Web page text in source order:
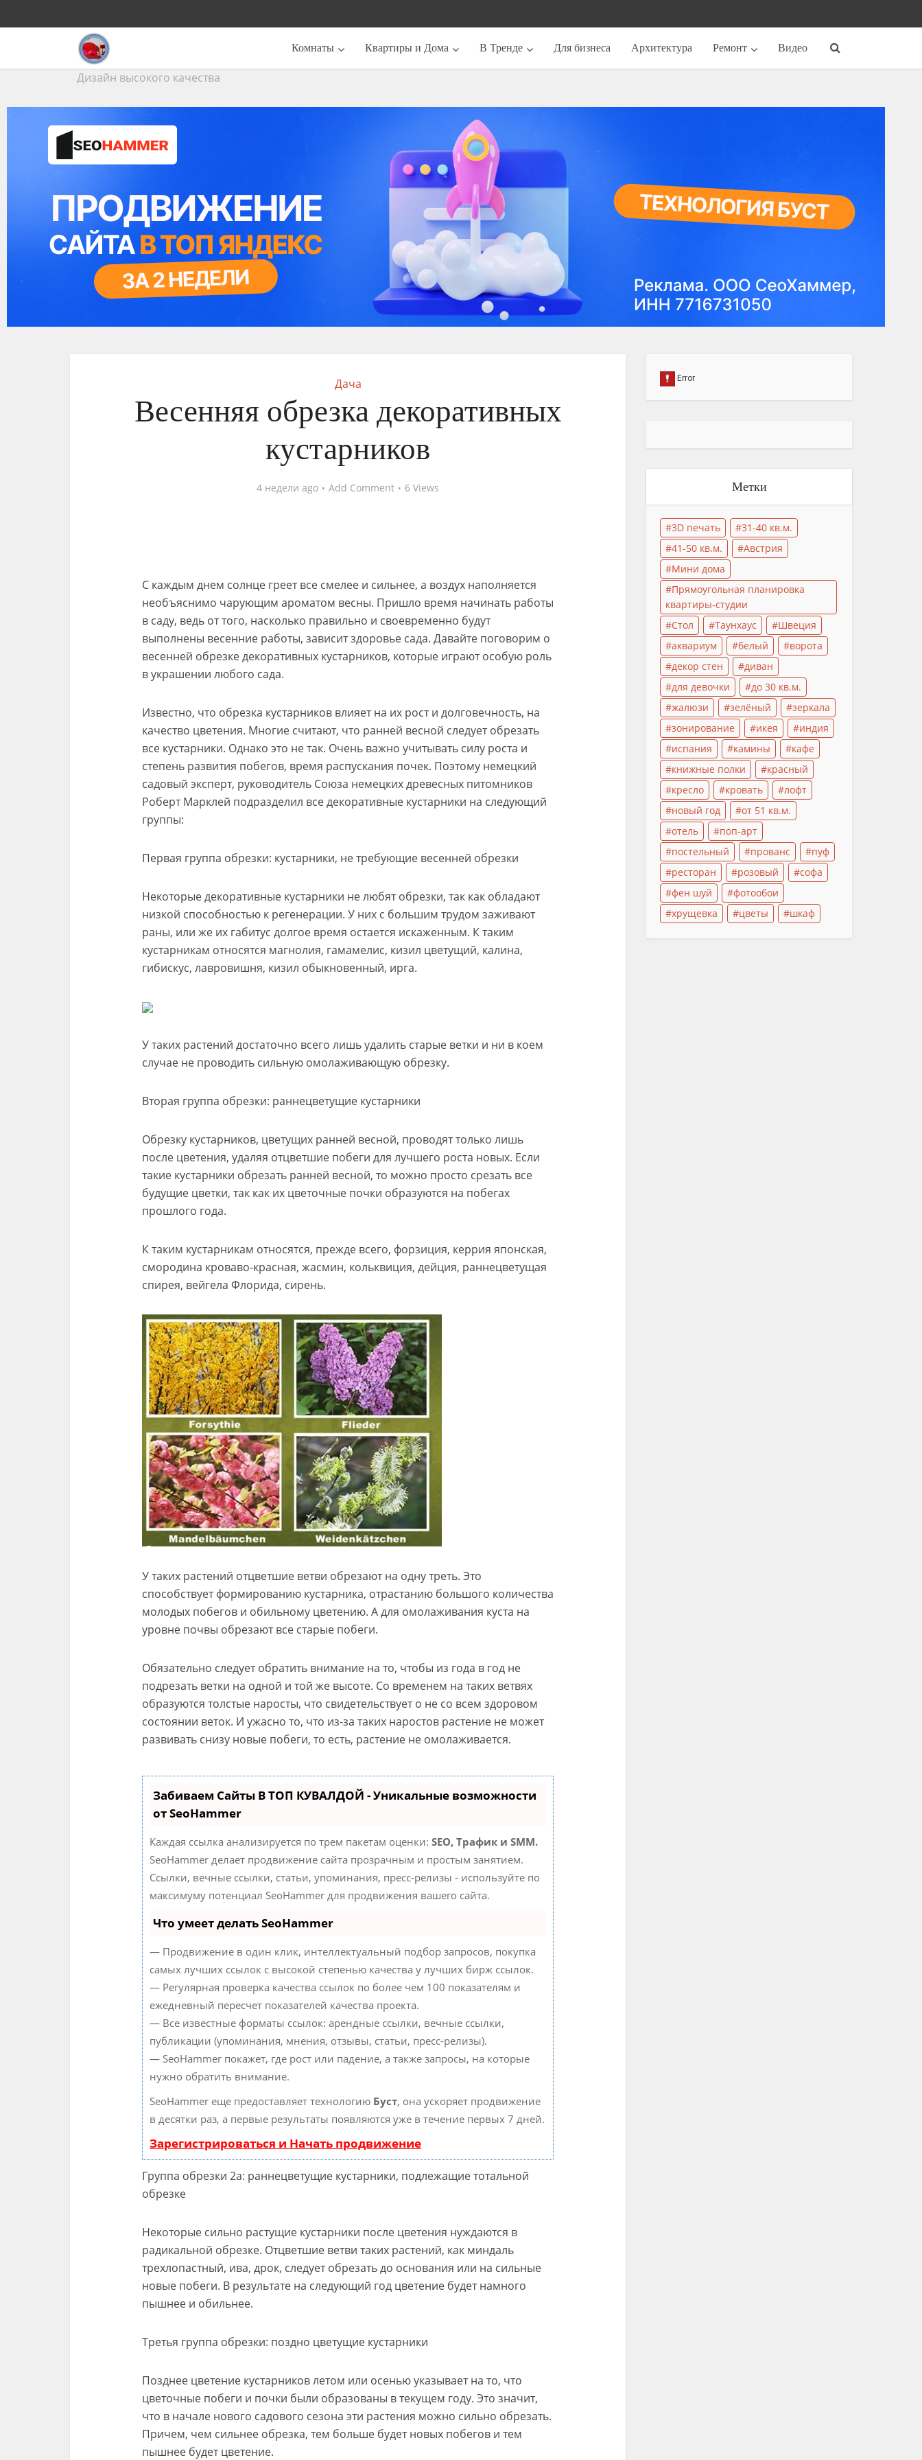
Дизайн высокого качества
Комнаты Квартиры и Дома В Тренде Для бизнеса Архитектура Ремонт Видео
Дача
Весенняя обрезка декоративных
кустарников
4 недели ago Add Comment 6 Views
С каждым днем солнце греет все смелее и сильнее, а воздух наполняется
необъяснимо чарующим ароматом весны. Пришло время начинать работы
в саду, ведь от того, насколько правильно и своевременно будут
выполнены весенние работы, зависит здоровье сада. Давайте поговорим о
весенней обрезке декоративных кустарников, которые играют особую роль
в украшении любого сада.
Известно, что обрезка кустарников влияет на их рост и долговечность, на
качество цветения. Многие считают, что ранней весной следует обрезать
все кустарники. Однако это не так. Очень важно учитывать силу роста и
степень развития побегов, время распускания почек. Поэтому немецкий
садовый эксперт, руководитель Союза немецких древесных питомников
Роберт Марклей подразделил все декоративные кустарники на следующий
группы:
Первая группа обрезки: кустарники, не требующие весенней обрезки
Некоторые декоративные кустарники не любят обрезки, так как обладают
низкой способностью к регенерации. У них с большим трудом заживают
раны, или же их габитус долгое время остается искаженным. К таким
кустарникам относятся магнолия, гамамелис, кизил цветущий, калина,
гибискус, лавровишня, кизил обыкновенный, ирга.
У таких растений достаточно всего лишь удалить старые ветки и ни в коем
случае не проводить сильную омолаживающую обрезку.
Вторая группа обрезки: раннецветущие кустарники
Обрезку кустарников, цветущих ранней весной, проводят только лишь
после цветения, удаляя отцветшие побеги для лучшего роста новых. Если
такие кустарники обрезать ранней весной, то можно просто срезать все
будущие цветки, так как их цветочные почки образуются на побегах
прошлого года.
К таким кустарникам относятся, прежде всего, форзиция, керрия японская,
смородина кроваво-красная, жасмин, кольквиция, дейция, раннецветущая
спирея, вейгела Флорида, сирень.
У таких растений отцветшие ветви обрезают на одну треть. Это
способствует формированию кустарника, отрастанию большого количества
молодых побегов и обильному цветению. А для омолаживания куста на
уровне почвы обрезают все старые побеги.
Обязательно следует обратить внимание на то, чтобы из года в год не
подрезать ветки на одной и той же высоте. Со временем на таких ветвях
образуются толстые наросты, что свидетельствует о не со всем здоровом
состоянии веток. И ужасно то, что из-за таких наростов растение не может
развивать снизу новые побеги, то есть, растение не омолаживается.
Забиваем Сайты В ТОП КУВАЛДОЙ - Уникальные возможности
от SeoHammer
Каждая ссылка анализируется по трем пакетам оценки: SEO, Трафик и SMM.
SeoHammer делает продвижение сайта прозрачным и простым занятием.
Ссылки, вечные ссылки, статьи, упоминания, пресс-релизы - используйте по
максимуму потенциал SeoHammer для продвижения вашего сайта.
Что умеет делать SeoHammer
— Продвижение в один клик, интеллектуальный подбор запросов, покупка
самых лучших ссылок с высокой степенью качества у лучших бирж ссылок.
— Регулярная проверка качества ссылок по более чем 100 показателям и
ежедневный пересчет показателей качества проекта.
— Все известные форматы ссылок: арендные ссылки, вечные ссылки,
публикации (упоминания, мнения, отзывы, статьи, пресс-релизы).
— SeoHammer покажет, где рост или падение, а также запросы, на которые
нужно обратить внимание.
SeoHammer еще предоставляет технологию Буст, она ускоряет продвижение
в десятки раз, а первые результаты появляются уже в течение первых 7 дней.
Зарегистрироваться и Начать продвижение
Группа обрезки 2а: раннецветущие кустарники, подлежащие тотальной
обрезке
Некоторые сильно растущие кустарники после цветения нуждаются в
радикальной обрезке. Отцветшие ветви таких растений, как миндаль
трехлопастный, ива, дрок, следует обрезать до основания или на сильные
новые побеги. В результате на следующий год цветение будет намного
пышнее и обильнее.
Третья группа обрезки: поздно цветущие кустарники
Позднее цветение кустарников летом или осенью указывает на то, что
цветочные побеги и почки были образованы в текущем году. Это значит,
что в начале нового садового сезона эти растения можно сильно обрезать.
Причем, чем сильнее обрезка, тем больше будет новых побегов и тем
пышнее будет цветение.
Метки
3D печать
31-40 кв.м.
41-50 кв.м.
Австрия
Мини дома
Прямоугольная планировка
квартиры-студии
Стол
Таунхаус
Швеция
аквариум
белый
ворота
декор стен
диван
для девочки
до 30 кв.м.
жалюзи
зелёный
зеркала
зонирование
икея
индия
испания
камины
кафе
книжные полки
красный
кресло
кровать
лофт
новый год
от 51 кв.м.
отель
поп-арт
постельный
прованс
пуф
ресторан
розовый
софа
фен шуй
фотообои
хрущевка
цветы шкаф